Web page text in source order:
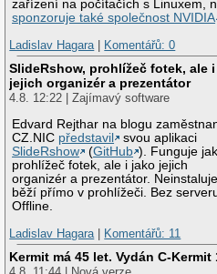
zařízení na počítačích s Linuxem,
sponzoruje také společnost NVIDIA
Ladislav Hagara | Komentářů: 0
SlideRshow, prohlížeč fotek, ale i
jejich organizér a prezentátor
4.8. 12:22 | Zajímavý software
Edvard Rejthar na blogu
CZ.NIC představil
svou aplikaci
SlideRshow
(GitHub ). Funguje
prohlížeč fotek, ale i jako jejich
organizér a prezentátor.
běží přímo v prohlížeči. Bez
Offline.
Ladislav Hagara | Komentářů: 11
Kermit má 45 let. Vydán C-Kermit